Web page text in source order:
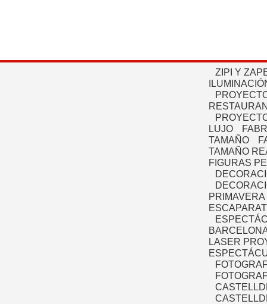
ZIPI Y
LUJO
TAMAÑO
TAMAÑO
FIGURAS
PRIMAVERA
LASER